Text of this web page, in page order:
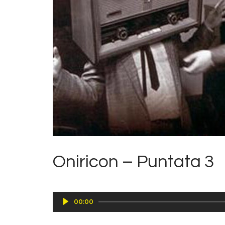
Oniricon – Puntata 3
Audio
00:00